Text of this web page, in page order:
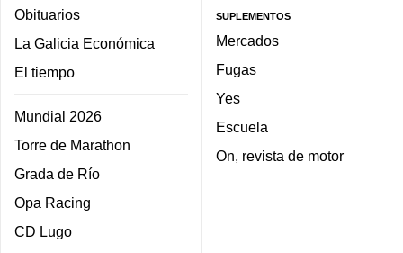
Obituarios
La Galicia Económica
El tiempo
Mundial 2026
Torre de Marathon
Grada de Río
Opa Racing
CD Lugo
SUPLEMENTOS
Mercados
Fugas
Yes
Escuela
On, revista de motor